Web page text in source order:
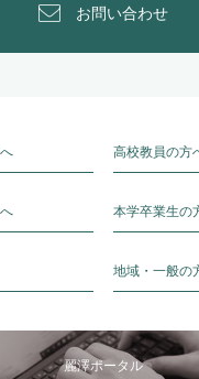
お問い合わせ
高校教員の方
本学卒業生の
地域・一般の
麗澤ポータル